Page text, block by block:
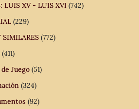
LUIS XV - LUIS XVI (742)
(229)
SIMILARES (772)
(411)
Juego (51)
(324)
(92)